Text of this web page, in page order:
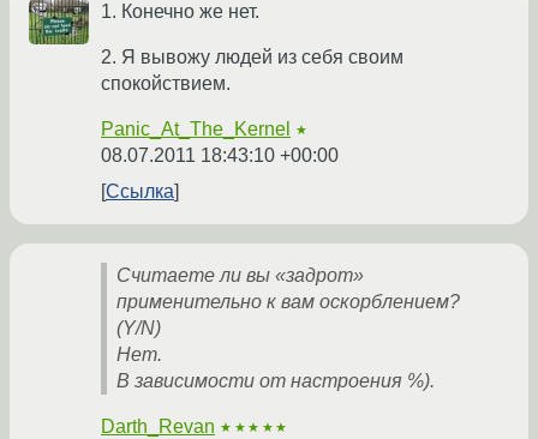
1. Конечно же нет.
2. Я вывожу людей из себя своим
спокойствием.
Panic_At_The_Kernel ★
08.07.2011 18:43:10 +00:00
Ссылка
Считаете ли вы «задрот»
применительно к вам оскорблением?
(Y/N)
Нет.
В зависимости от настроения %).
Darth_Revan ★★★★★